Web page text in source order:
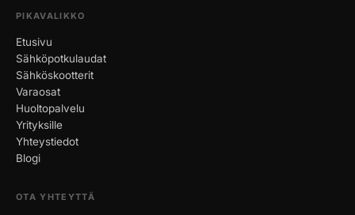
PIKAVALIKKO
Etusivu
Sähköpotkulaudat
Sähköskootterit
Varaosat
Huoltopalvelu
Yrityksille
Yhteystiedot
Blogi
OTA YHTEYTTÄ